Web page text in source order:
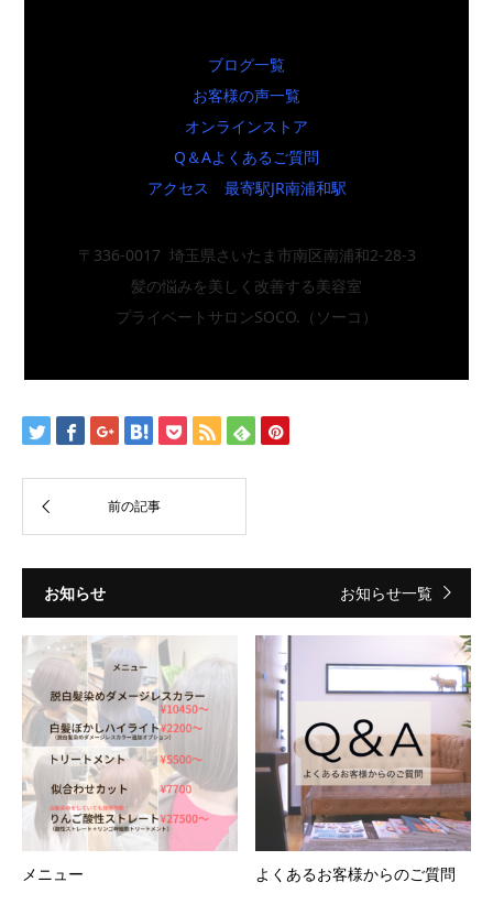
ブログ一覧
お客様の声一覧
オンラインストア
Q＆Aよくあるご質問
アクセス 最寄駅JR南浦和駅
〒336-0017 埼玉県さいたま市南区南浦和2-28-3
髪の悩みを美しく改善する美容室
プライベートサロンSOCO.（ソーコ）
お知らせ お知らせ一覧
メニュー よくあるお客様からのご質問